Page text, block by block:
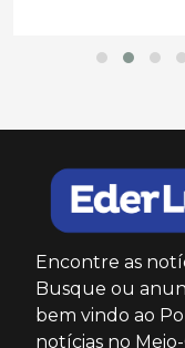
Encontre as
Busque ou
bem vindo ao
notícias no